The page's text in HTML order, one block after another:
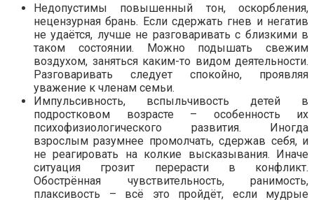
Недопустимы повышенный тон, оскорбления,
нецензурная брань. Если сдержать гнев и негатив
не удаётся, лучше не разговаривать с близкими в
таком состоянии. Можно подышать свежим
воздухом, заняться каким-то видом деятельности.
Разговаривать следует спокойно, проявляя
уважение к членам семьи.
Импульсивность, вспыльчивость детей в
подростковом возрасте – особенность их
психофизиологического развития. Иногда
взрослым разумнее промолчать, сдержав себя, и
не реагировать на колкие высказывания. Иначе
ситуация грозит перерасти в конфликт.
Обострённая чувствительность, ранимость,
плаксивость – всё это пройдёт, если мудрые